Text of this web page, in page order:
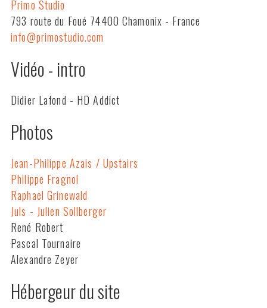
Primo Studio
793 route du Foué 74400 Chamonix - France
info@primostudio.com
Vidéo - intro
Didier Lafond - HD Addict
Photos
Jean-Philippe Azais / Upstairs
Philippe Fragnol
Raphael Grinewald
Juls - Julien Sollberger
René Robert
Pascal Tournaire
Alexandre Zeyer
Hébergeur du site